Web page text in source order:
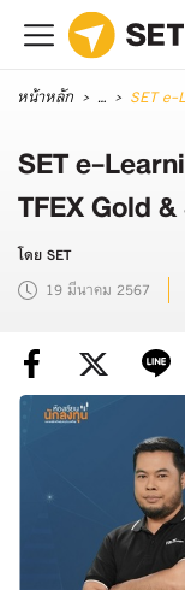
หน้าหลัก ... SET e-
SET e-
TFEX Gold
โดย SET
19 มีนาคม 2567